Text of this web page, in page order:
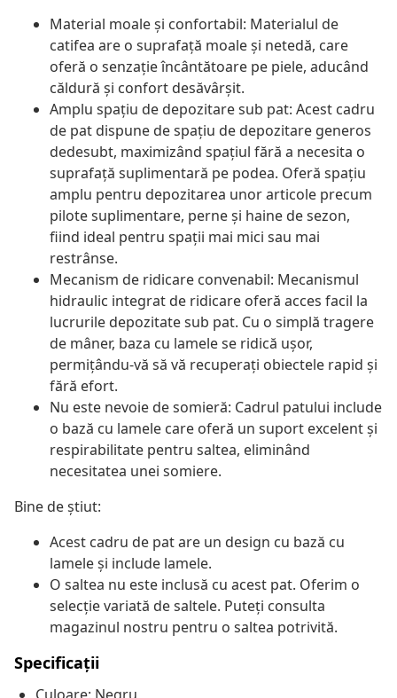
Material moale și confortabil: Materialul de
catifea are o suprafață moale și netedă, care
oferă o senzație încântătoare pe piele, aducând
căldură și confort desăvârșit.
Amplu spațiu de depozitare sub pat: Acest cadru
de pat dispune de spațiu de depozitare generos
dedesubt, maximizând spațiul fără a necesita o
suprafață suplimentară pe podea. Oferă spațiu
amplu pentru depozitarea unor articole precum
pilote suplimentare, perne și haine de sezon,
fiind ideal pentru spații mai mici sau mai
restrânse.
Mecanism de ridicare convenabil: Mecanismul
hidraulic integrat de ridicare oferă acces facil la
lucrurile depozitate sub pat. Cu o simplă tragere
de mâner, baza cu lamele se ridică ușor,
permițându-vă să vă recuperați obiectele rapid și
fără efort.
Nu este nevoie de somieră: Cadrul patului include
o bază cu lamele care oferă un suport excelent și
respirabilitate pentru saltea, eliminând
necesitatea unei somiere.
Bine de știut:
Acest cadru de pat are un design cu bază cu
lamele și include lamele.
O saltea nu este inclusă cu acest pat. Oferim o
selecție variată de saltele. Puteți consulta
magazinul nostru pentru o saltea potrivită.
Specificații